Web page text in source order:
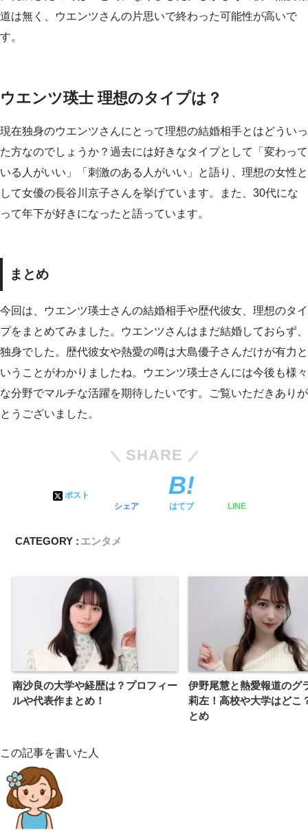
道は無く、ウエンツさんの片思いで終わった可能性が高いで
す。
ウエンツ瑛士 理想のタイプは？
現在独身のウエンツさんにとって理想の結婚相手とはどういっ
た方なのでしょうか？過去には好きなタイプとして「変わって
いる人がいい」「刺激のある人がいい」と語り、理想の女性と
して女優の長谷川京子さんを挙げています。また、30代にな
って年下が好きになったと語っています。
まとめ
今回は、ウエンツ瑛士さんの結婚相手や歴代彼女、理想のタイ
プをまとめてみました。ウエンツさんはまだ結婚しておらず、
独身でした。歴代彼女や熱愛の噂は大島優子さんだけが有力と
いうことがわかりましたね。ウエンツ瑛士さんには今後も様々
な分野でマルチな活躍を期待したいです。ご覧いただきありが
とうございました。
SHARE
ポスト
シェア
はてブ LINE
CATEGORY : エンタメ
南沙良の大学や経歴は？プロフィー
ルや代表作まとめ！
伊野尾慧と熱愛報道のグ
莉左！高校や大学はどこ
とめ
この記事を書いた人